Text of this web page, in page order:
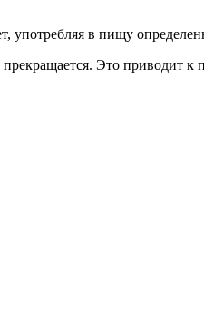
употребляя в пищу
прекращается. Это приводит